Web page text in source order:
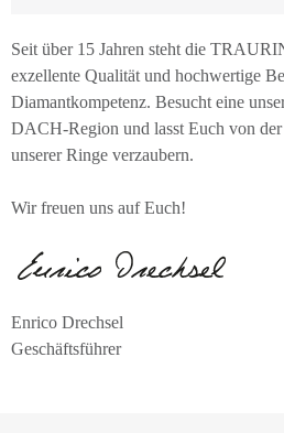
Seit über 15 Jahren steht die
exzellente Qualität und hochwertige
Diamantkompetenz. Besucht eine
DACH-Region und lasst Euch von
unserer Ringe verzaubern.
Wir freuen uns auf Euch!
Enrico Drechsel
Geschäftsführer